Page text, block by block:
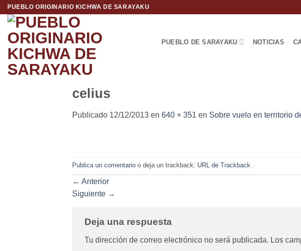
Saltar
contenido
PUEBLO ORIGINARIO KICHWA DE SARAYAKU
PUEBLO DE SARAYAKU NOTICIAS
celius
Publicado 12/12/2013 en 640 × 351 en Sobre vuelo en territorio
Publica un comentario o deja un trackback: URL de Trackback .
← Anterior
Siguiente →
Deja una respuesta
Tu dirección de correo electrónico no será publicada. Los